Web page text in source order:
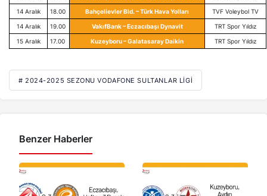
14 Aralık 18.00 Bahçelievler Bld. – Türk Hava Yolları TVF Voleybol TV
14 Aralık 19.00 VakıfBank – Eczacıbaşı Dynavit TRT Spor Yıldız
15 Aralık 17.00 Kuzeyboru – Galatasaray Daikin TRT Spor Yıldız
# 2024-2025 SEZONU VODAFONE SULTANLAR LIGI
Benzer Haberler